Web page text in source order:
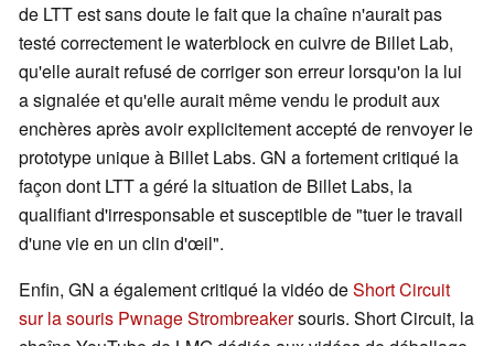
de LTT est sans doute le fait que la chaîne n'aurait pas
testé correctement le waterblock en cuivre de Billet Lab,
qu'elle aurait refusé de corriger son erreur lorsqu'on la lui
a signalée et qu'elle aurait même vendu le produit aux
enchères après avoir explicitement accepté de renvoyer le
prototype unique à Billet Labs. GN a fortement critiqué la
façon dont LTT a géré la situation de Billet Labs, la
qualifiant d'irresponsable et susceptible de "tuer le travail
d'une vie en un clin d'œil".
Enfin, GN a également critiqué la vidéo deShort Circuit
sur la souris Pwnage Strombreakersouris. Short Circuit, la